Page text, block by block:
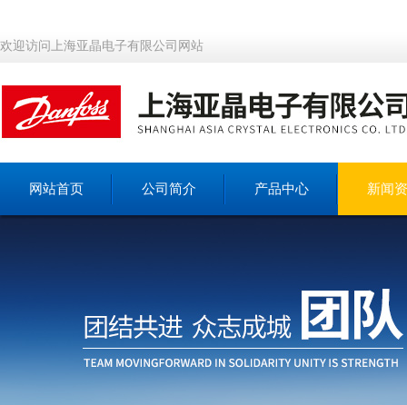
欢迎访问上海亚晶电子有限公司网站
网站首页 公司简介 产品中心 新闻